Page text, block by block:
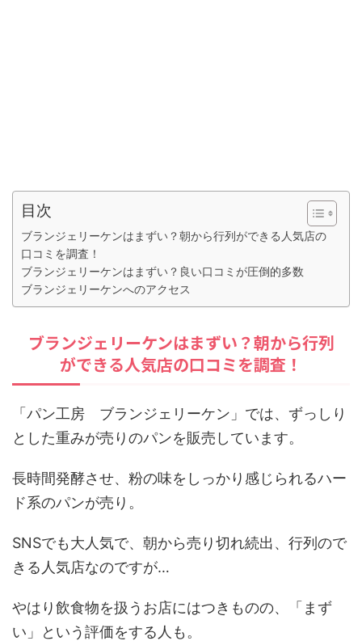
目次
ブランジェリーケンはまずい？朝から行列ができる人気店の
口コミを調査！
ブランジェリーケンはまずい？良い口コミが圧倒的多数
ブランジェリーケンへのアクセス
ブランジェリーケンはまずい？朝から行列
ができる人気店の口コミを調査！
「パン工房 ブランジェリーケン」では、ずっしり
とした重みが売りのパンを販売しています。
長時間発酵させ、粉の味をしっかり感じられるハー
ド系のパンが売り。
SNSでも大人気で、朝から売り切れ続出、行列ので
きる人気店なのですが…
やはり飲食物を扱うお店にはつきものの、「まず
い」という評価をする人も。